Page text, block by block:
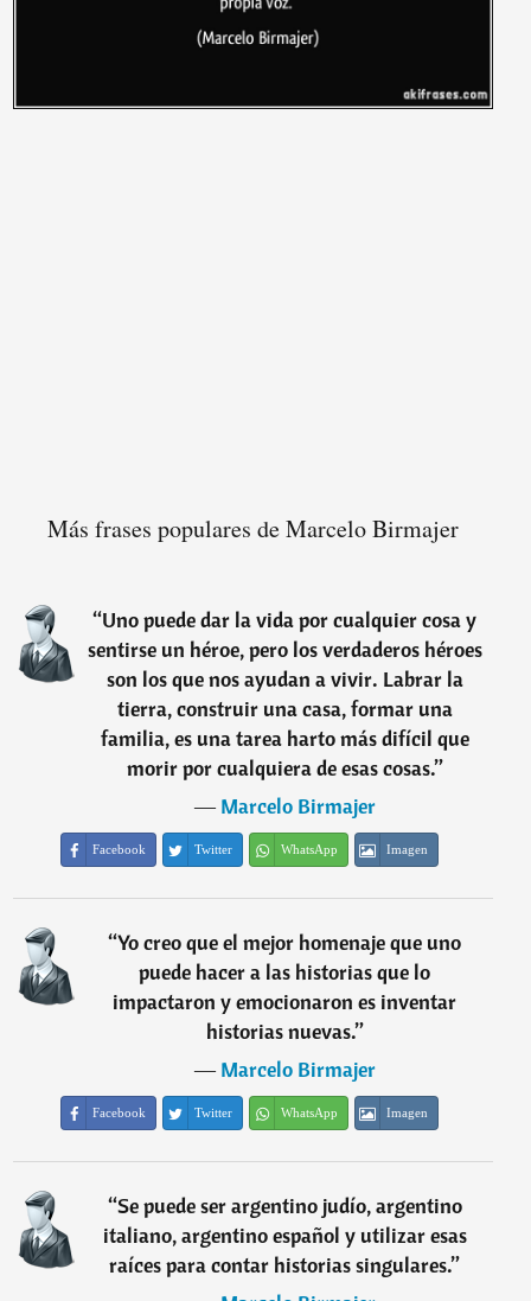
Más frases populares de Marcelo Birmajer
“Uno puede dar la vida por cualquier cosa y
sentirse un héroe, pero los verdaderos héroes
son los que nos ayudan a vivir. Labrar la
tierra, construir una casa, formar una
familia, es una tarea harto más difícil que
morir por cualquiera de esas cosas.”
―Marcelo Birmajer
Facebook Twitter WhatsApp Imagen
“Yo creo que el mejor homenaje que uno
puede hacer a las historias que lo
impactaron y emocionaron es inventar
historias nuevas.”
―Marcelo Birmajer
Facebook Twitter WhatsApp Imagen
“Se puede ser argentino judío, argentino
italiano, argentino español y utilizar esas
raíces para contar historias singulares.”